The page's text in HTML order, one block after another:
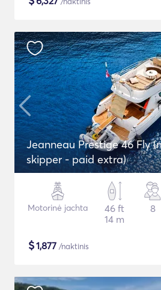
Jeanneau Prestige 46 Fly
skipper - paid extra)
Motorinė jachta
46 ft
14 m
8
$1,877 /naktinis